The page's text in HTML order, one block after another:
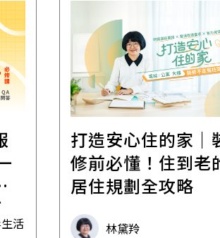
活
打造安心住的家｜
修前必懂！住到老
居住規劃全攻略
林黛羚